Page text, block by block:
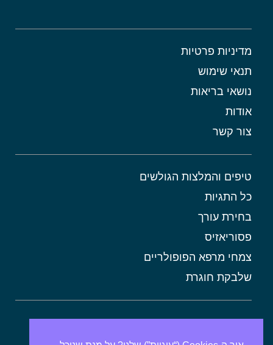
מדיניות פרטיות
תנאי שימוש
נושאי בריאות
אודות
צור קשר
טיפים והמלצות הגולשים
כל התגיות
בחירת עורך
פסוריאזיס
צמחי מרפא הפופולריים
שלבקת חוגרת
אורטיקריה